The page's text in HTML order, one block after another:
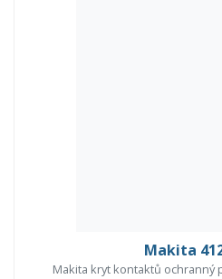
Makita
Makita kryt kontaktů ochranný